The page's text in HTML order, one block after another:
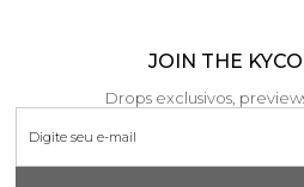
JOIN THE
Drops exclusivos,